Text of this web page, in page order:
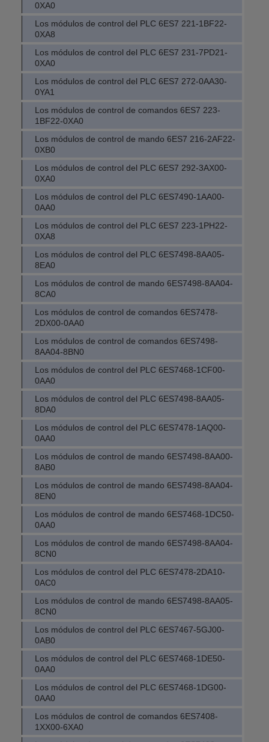
0XA0
Los módulos de control del PLC 6ES7 221-1BF22-
0XA8
Los módulos de control del PLC 6ES7 231-7PD21-
0XA0
Los módulos de control del PLC 6ES7 272-0AA30-
0YA1
Los módulos de control de comandos 6ES7 223-
1BF22-0XA0
Los módulos de control de mando 6ES7 216-2AF22-
0XB0
Los módulos de control del PLC 6ES7 292-3AX00-
0XA0
Los módulos de control del PLC 6ES7490-1AA00-
0AA0
Los módulos de control del PLC 6ES7 223-1PH22-
0XA8
Los módulos de control del PLC 6ES7498-8AA05-
8EA0
Los módulos de control de mando 6ES7498-8AA04-
8CA0
Los módulos de control de comandos 6ES7478-
2DX00-0AA0
Los módulos de control de comandos 6ES7498-
8AA04-8BN0
Los módulos de control del PLC 6ES7468-1CF00-
0AA0
Los módulos de control del PLC 6ES7498-8AA05-
8DA0
Los módulos de control del PLC 6ES7478-1AQ00-
0AA0
Los módulos de control de mando 6ES7498-8AA00-
8AB0
Los módulos de control de mando 6ES7498-8AA04-
8EN0
Los módulos de control de mando 6ES7468-1DC50-
0AA0
Los módulos de control de mando 6ES7498-8AA04-
8CN0
Los módulos de control del PLC 6ES7478-2DA10-
0AC0
Los módulos de control de mando 6ES7498-8AA05-
8CN0
Los módulos de control del PLC 6ES7467-5GJ00-
0AB0
Los módulos de control del PLC 6ES7468-1DE50-
0AA0
Los módulos de control del PLC 6ES7468-1DG00-
0AA0
Los módulos de control de comandos 6ES7408-
1XX00-6XA0